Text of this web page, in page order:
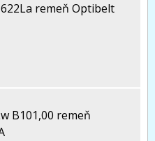
remeň Optibelt
B101,00 remeň